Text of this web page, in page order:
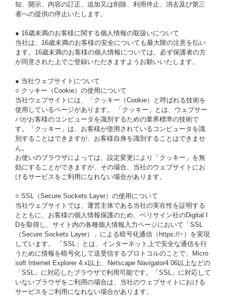
知、開示、内容の訂正、追加又は削除、利用停止、消去及び第三
者への提供の停止いたします。
● 16歳未満のお客様に関する個人情報の取扱いについて
当社は、16歳未満のお客様の安全についても最大限の注意を払い
ます。16歳未満のお客様の個人情報については、必ず保護者の方
が同意された上でご登録いただきますようお願いいたします。
● 当社ウェブサイトについて
○ クッキー（Cookie）の使用について
当社ウェブサイトには、「クッキー（Cookie）と呼ばれる技術を
使用しているページがあります。 「クッキー」とは、ウェブサー
バがお客様のコンピュータを識別するための業界標準の技術で
す。「クッキー」は、お客様が使用されているコンピュータを識
別することはできますが、お客様自身を識別することはできませ
ん。
お使いのブラウザによっては、設定変更により「クッキー」を無
効にすることができますが、その場合、当社のウェブサイトにお
けるサービスをご利用になれない場合があります。
○ SSL（Secure Sockets Layer）の使用について
当社ウェブサイトでは、運営主体である当社の実在性を証明する
とともに、お客様の個人情報保護のため、ベリサイン社のDigital I
Dを取得し、サイト内の各種個人情報入力ページにおいて「SSL
（Secure Sockets Layer）」による暗号化通信（https://~）を実現
しています。 「SSL」とは、インターネット上で安全な通信を行
うために情報を暗号化して送受信するプロトコルのことで、Micro
soft Internet Explorer 4.x以上、Netscape Navigator4.06以上などの
「SSL」に対応したブラウザで利用可能です。「SSL」に対応して
いないブラウザをご利用の場合は、当社のウェブサイトにおける
サービスをご利用になれない場合があります。